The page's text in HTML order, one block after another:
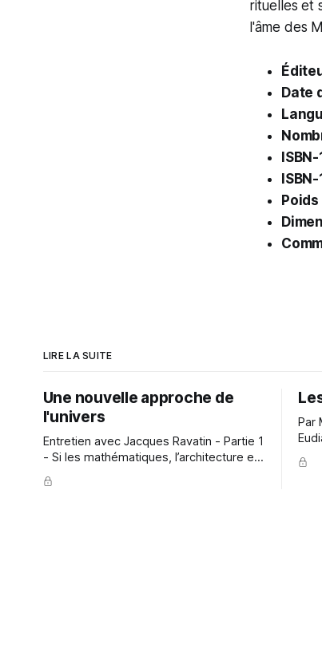
rituelles et
l'âme des
LIRE LA SUITE
Une nouvelle approche de
l'univers
Entretien avec Jacques Ravatin - Partie 1
- Si les mathématiques, l’architecture et
l’esthétique apportent d’innombrables
données descriptives et analytiques
Par
a